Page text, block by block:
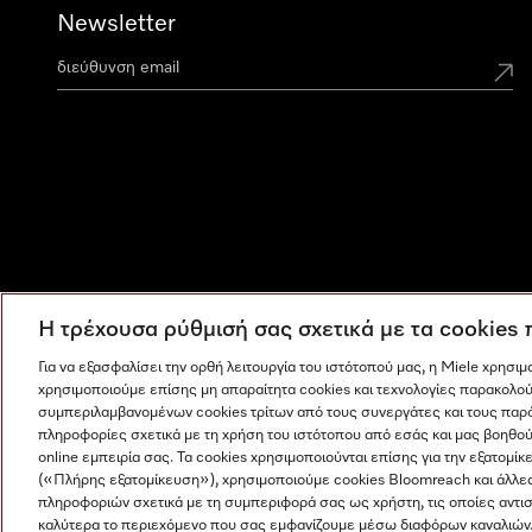
Newsletter
Η εταιρεία μας Όροι και Προϋποθέσεις Προστασία
Η τρέχουσα ρύθμισή σας σχετικά με τα
Για να εξασφαλίσει την ορθή λειτουργία του ιστότοπού μας, η Miele
χρησιμοποιούμε επίσης μη απαραίτητα cookies και τεχνολογίες
συμπεριλαμβανομένων cookies τρίτων από τους συνεργάτες και τους
πληροφορίες σχετικά με τη χρήση του ιστότοπου από εσάς και μας
online εμπειρία σας. Τα cookies χρησιμοποιούνται επίσης για την
(«Πλήρης εξατομίκευση»), χρησιμοποιούμε cookies Bloomreach και
πληροφοριών σχετικά με τη συμπεριφορά σας ως χρήστη, τις οποίες
καλύτερα το περιεχόμενο που σας εμφανίζουμε μέσω διαφόρων